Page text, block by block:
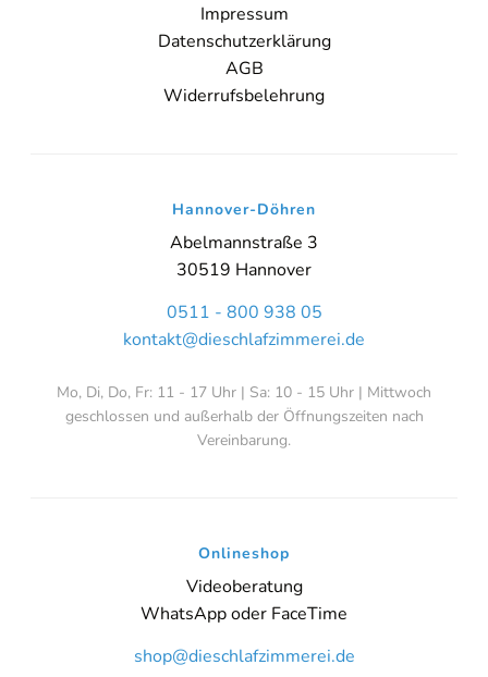
Impressum
Datenschutzerklärung
AGB
Widerrufsbelehrung
Hannover-Döhren
Abelmannstraße 3
30519 Hannover
0511 - 800 938 05
kontakt@dieschlafzimmerei.de
Mo, Di, Do, Fr: 11 - 17 Uhr | Sa: 10 - 15 Uhr | Mittwoch
geschlossen und außerhalb der Öffnungszeiten nach
Vereinbarung.
Onlineshop
Videoberatung
WhatsApp oder FaceTime
shop@dieschlafzimmerei.de